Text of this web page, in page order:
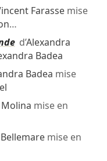
Farassemise
…
d’Alexandra
Badea
Badea mise
mise en
mise en